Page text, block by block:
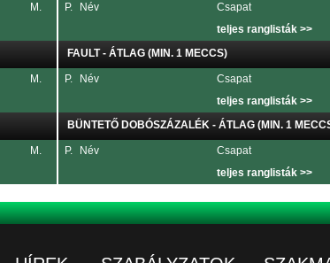
M.
P. Név Csapat
teljes ranglisták >>
M.
FAULT - ÁTLAG (MIN. 1 MECCS)
P. Név Csapat
teljes ranglisták >>
M.
BÜNTETŐ DOBÓSZÁZALÉK - ÁTLAG (MIN. 1
P. Név Csapat
teljes ranglisták >>